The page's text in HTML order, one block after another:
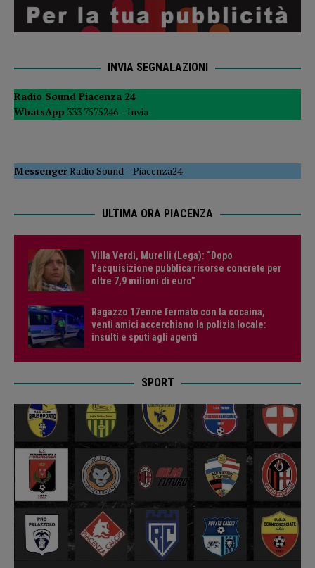
INVIA SEGNALAZIONI
Radio Sound Piacenza 24
WhatsApp 333 7575246 – Invia
MessengerRadio Sound–Piacenza24
ULTIMA ORA PIACENZA
Villa Verdi, Murelli (Lega): “Dopo
l’acquisizione pubblica risorse concrete per
oltre 7,9 milioni di euro”
Ragazzo 17enne fermato con la cocaina,
venti amici accerchiano la polizia locale:
insulti e sputi agli agenti
SPORT